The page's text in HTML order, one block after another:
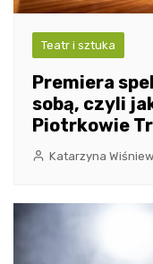
Teatr i sztuka
Premiera
sobą, czyli
Piotrkowie
Katarzyna